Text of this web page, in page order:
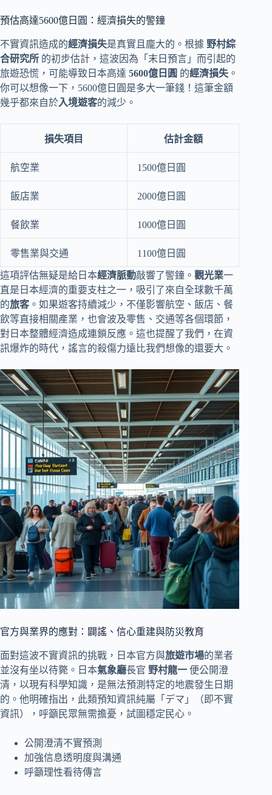
預估高達5600億日圓：經濟損失的警鐘
不實資訊造成的經濟損失是真實且龐大的。根據 野村綜
合研究所 的初步估計，這波因為「末日預言」而引起的
旅遊恐慌，可能導致日本高達 5600億日圓 的經濟損失 。
你可以想像一下，5600億日圓是多大一筆錢！這筆金額
幾乎都來自於入境遊客的減少。
損失項目 估計金額
航空業 1500億日圓
飯店業 2000億日圓
餐飲業 1000億日圓
零售業與交通 1100億日圓
這項評估無疑是給日本經濟脈動敲響了警鐘。 觀光業一
直是日本經濟的重要支柱之一，吸引了來自全球數千萬
的旅客 。如果遊客持續減少，不僅影響航空、飯店、餐
飲等直接相關產業，也會波及零售、交通等各個環節，
對日本整體經濟造成連鎖反應。這也提醒了我們，在資
訊爆炸的時代，謠言的殺傷力遠比我們想像的還要大。
官方與業界的應對：闢謠、信心重建與防災教育
面對這波不實資訊的挑戰，日本官方與旅遊市場的業者
並沒有坐以待斃。日本氣象廳長官 野村龍一 便公開澄
清，以現有科學知識，是無法預測特定的地震發生日期
的。他明確指出，此類預知資訊純屬「デマ」（即不實
資訊），呼籲民眾無需擔憂，試圖穩定民心。
公開澄清不實預測
加強信息透明度與溝通
呼籲理性看待傳言